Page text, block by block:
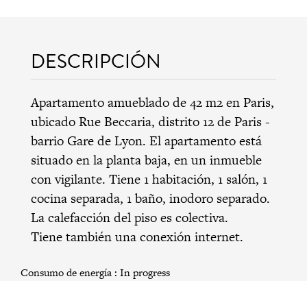
DESCRIPCIÓN
Apartamento amueblado de 42 m2 en Paris,
ubicado Rue Beccaria, distrito 12 de Paris-
barrio Gare de Lyon. El apartamento está
situado en la planta baja, en un inmueble
con vigilante. Tiene 1 habitación, 1 salón, 1
cocina separada, 1 baño, inodoro separado.
La calefacción del piso es colectiva.
Tiene también una conexión internet.
Consumo de energía : In progress